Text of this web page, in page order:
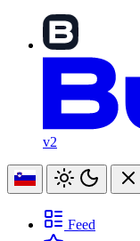
v2
Feed